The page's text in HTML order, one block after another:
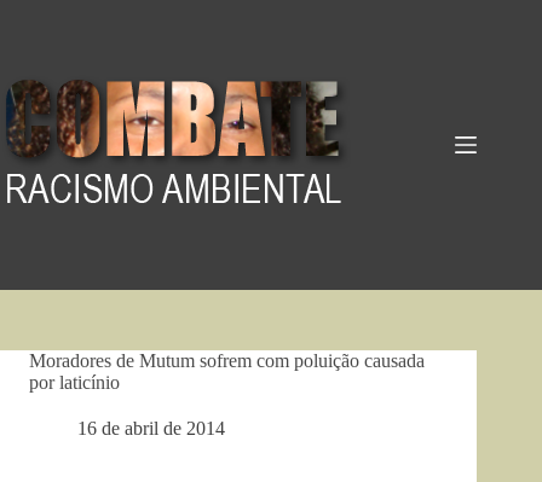
Moradores de Mutum sofrem com poluição causada
por laticínio
16 de abril de 2014